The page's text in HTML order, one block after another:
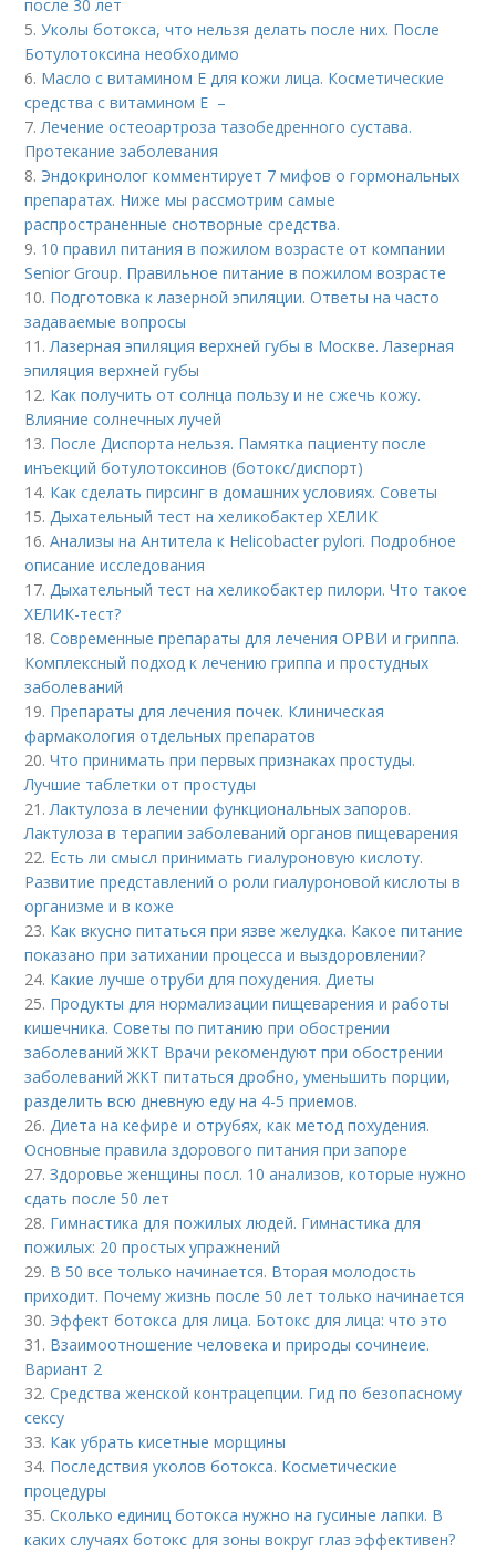
после 30 лет
5.Уколы ботокса, что нельзя делать после них. После
Ботулотоксина необходимо
6. Масло с витамином Е для кожи лица. Косметические
средства с витамином Е –
7.Лечение остеоартроза тазобедренного сустава.
Протекание заболевания
8. Эндокринолог комментирует 7 мифов о гормональных
препаратах. Ниже мы рассмотрим самые
распространенные снотворные средства.
9. 10 правил питания в пожилом возрасте от компании
Senior Group. Правильное питание в пожилом возрасте
10. Подготовка к лазерной эпиляции. Ответы на часто
задаваемые вопросы
11.Лазерная эпиляция верхней губы в Москве. Лазерная
эпиляция верхней губы
12. Как получить от солнца пользу и не сжечь кожу.
Влияние солнечных лучей
13. После Диспорта нельзя. Памятка пациенту после
инъекций ботулотоксинов (ботокс/диспорт)
14. Как сделать пирсинг в домашних условиях. Советы
15.Дыхательный тест на хеликобактер ХЕЛИК
16.Анализы на Антитела к Helicobacter pylori. Подробное
описание исследования
17.Дыхательный тест на хеликобактер пилори. Что такое
ХЕЛИК-тест?
18.Современные препараты для лечения ОРВИ и гриппа.
Комплексный подход к лечению гриппа и простудных
заболеваний
19. Препараты для лечения почек. Клиническая
фармакология отдельных препаратов
20.Что принимать при первых признаках простуды.
Лучшие таблетки от простуды
21.Лактулоза в лечении функциональных запоров.
Лактулоза в терапии заболеваний органов пищеварения
22. Есть ли смысл принимать гиалуроновую кислоту.
Развитие представлений о роли гиалуроновой кислоты в
организме и в коже
23. Как вкусно питаться при язве желудка. Какое питание
показано при затихании процесса и выздоровлении?
24. Какие лучше отруби для похудения. Диеты
25. Продукты для нормализации пищеварения и работы
кишечника. Советы по питанию при обострении
заболеваний ЖКТ Врачи рекомендуют при обострении
заболеваний ЖКТ питаться дробно, уменьшить порции,
разделить всю дневную еду на 4-5 приемов.
26.Диета на кефире и отрубях, как метод похудения.
Основные правила здорового питания при запоре
27.Здоровье женщины посл. 10 анализов, которые нужно
сдать после 50 лет
28. Гимнастика для пожилых людей. Гимнастика для
пожилых: 20 простых упражнений
29. В 50 все только начинается. Вторая молодость
приходит. Почему жизнь после 50 лет только начинается
30. Эффект ботокса для лица. Ботокс для лица: что это
31. Взаимоотношение человека и природы сочинеие.
Вариант 2
32.Средства женской контрацепции. Гид по безопасному
сексу
33. Как убрать кисетные морщины
34. Последствия уколов ботокса. Косметические
процедуры
35.Сколько единиц ботокса нужно на гусиные лапки. В
каких случаях ботокс для зоны вокруг глаз эффективен?